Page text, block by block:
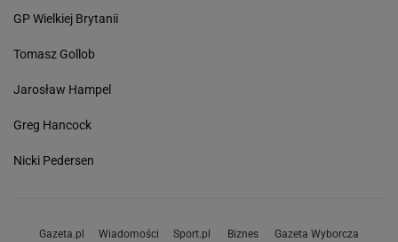
GP Wielkiej Brytanii
Tomasz Gollob
Jarosław Hampel
Greg Hancock
Nicki Pedersen
Gazeta.pl Wiadomości Sport.pl Biznes Gazeta Wyborcza